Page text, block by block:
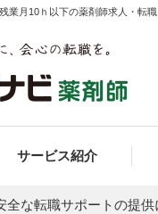
業月10ｈ以下の薬剤師求人・転
サービス紹介
全な転職サポートの提供